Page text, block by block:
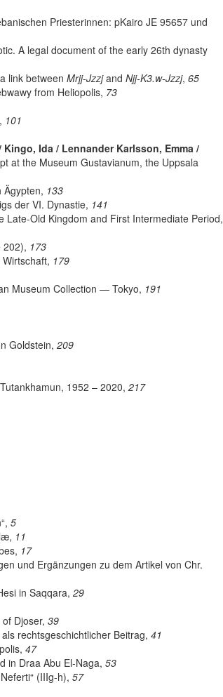
Priesterinnen: pKairo JE 95657 und
A legal document of the early 26th dynasty
link between Mrjj-Jzzjand Njj-K3.w-Jzzj, 65
from Heliopolis, 73
101
Ida / Lennander Karlsson, Emma /
at the Museum Gustavianum, the Uppsala
Ägypten, 133
der VI. Dynastie, 141
Old Kingdom and First Intermediate Period,
202), 173
179
Museum Collection — Tokyo, 191
Goldstein, 209
1952 – 2020, 217
5
11
17
und Ergänzungen zu dem Artikel von Chr.
in Saqqara, 29
Djoser, 39
rechtsgeschichtlicher Beitrag, 41
47
in Draa Abu El-Naga, 53
(IIIg-h), 57